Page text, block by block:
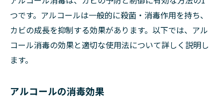
つです。アルコールは一般的に殺菌・消毒作用を持ち、
カビの成長を抑制する効果があります。以下では、アル
コール消毒の効果と適切な使用法について詳しく説明し
ます。
アルコールの消毒効果